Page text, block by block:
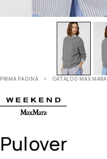
PRIMA PAGINĂ CATALOG MAX MARA
Pulover